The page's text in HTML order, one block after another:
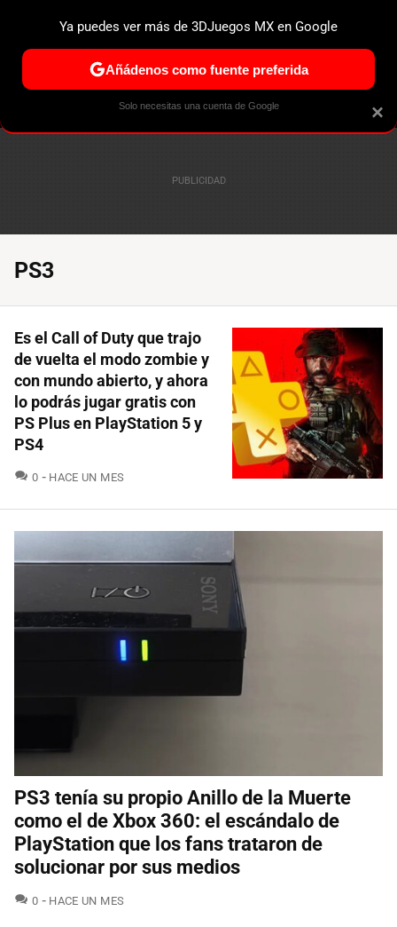
ESPECIALES PS5 NINTENDO SWITCH 2 XBOX
PS3
Es el Call of Duty que trajo
de vuelta el modo zombie y
con mundo abierto, y ahora
lo podrás jugar gratis con
PS Plus en PlayStation 5 y
PS4
0 COMENTARIOS
HACE UN MES
PS3 tenía su propio Anillo de la Muerte
como el de Xbox 360: el escándalo de
PlayStation que los fans trataron de
solucionar por sus medios
0 COMENTARIOS
HACE UN MES
×
Ya puedes ver más de 3DJuegos MX en Google
Añádenos como fuente preferida
Solo necesitas una cuenta de Google